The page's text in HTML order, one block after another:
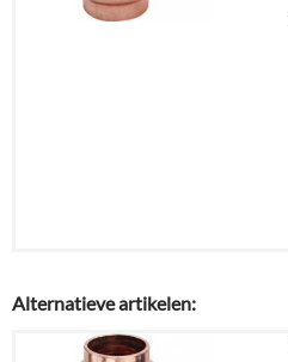
Alternatieve artikelen: